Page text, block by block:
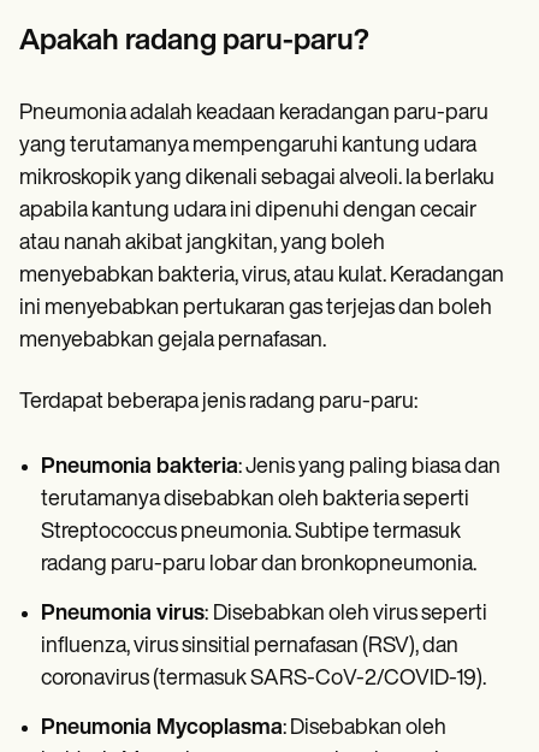
Help Center
Demos
Switch to Carepatron
Become a Partner
Pricing
Why Carepatron?
Login
Get started
Apakah radang paru-paru?
Pneumonia adalah keadaan keradangan paru-paru
yang terutamanya mempengaruhi kantung udara
mikroskopik yang dikenali sebagai alveoli. Ia berlaku
apabila kantung udara ini dipenuhi dengan cecair
atau nanah akibat jangkitan, yang boleh
menyebabkan bakteria, virus, atau kulat. Keradangan
ini menyebabkan pertukaran gas terjejas dan boleh
menyebabkan gejala pernafasan.
Terdapat beberapa jenis radang paru-paru:
Pneumonia bakteria: Jenis yang paling biasa dan
terutamanya disebabkan oleh bakteria seperti
Streptococcus pneumonia. Subtipe termasuk
radang paru-paru lobar dan bronkopneumonia.
Pneumonia virus: Disebabkan oleh virus seperti
influenza, virus sinsitial pernafasan (RSV), dan
coronavirus (termasuk SARS-CoV-2/COVID-19).
Pneumonia Mycoplasma: Disebabkan oleh